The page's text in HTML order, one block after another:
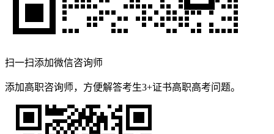
扫一扫添加微信咨询师
添加高职咨询师，方便解答考生3+证书高职高考问题。